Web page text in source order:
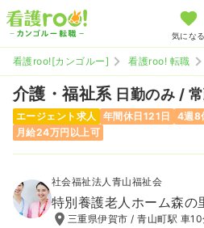
気になる
看護roo![カンゴルー] 看護roo! 転職
介護・福祉系 日勤のみ /
エージェント求人 年間休日121日 4週8
月給24万円以上可
社会福祉法人青山福祉会
特別養護老人ホーム森の
三重県伊賀市 / 青山町駅 車10